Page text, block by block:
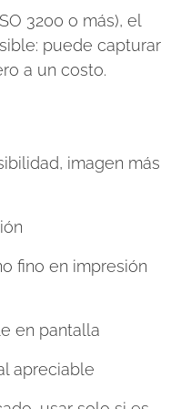
3200 o más), el
puede capturar
a un costo.
imagen más
fino en impresión
en pantalla
apreciable